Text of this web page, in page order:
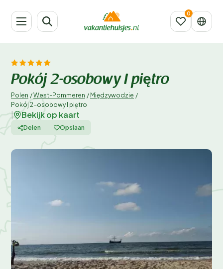
Pokój 2-osobowy I piętro
Polen /West-Pommeren / Międzywodzie /
Pokój 2-osobowy I piętro
Bekijk op kaart
Delen Opslaan